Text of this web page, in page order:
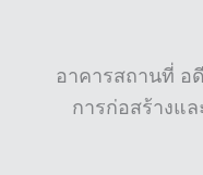
อาคารสถานที่ อ
การก่อสร้างแ